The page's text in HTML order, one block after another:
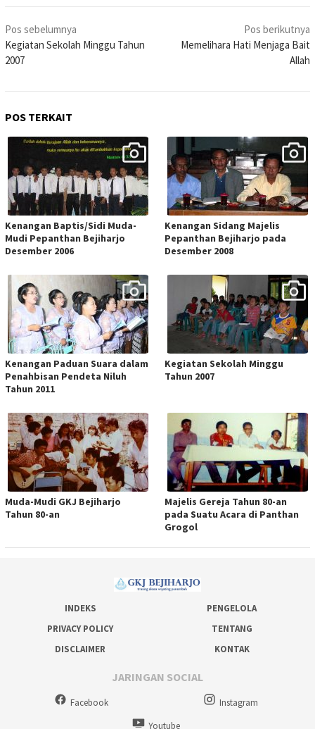
Navigasi
pos
Pos sebelumnya
Kegiatan Sekolah Minggu Tahun
2007
Pos berikutnya
Memelihara Hati Menjaga Bait
Allah
POS TERKAIT
Kenangan Baptis/Sidi Muda-
Mudi Pepanthan Bejiharjo
Desember 2006
Kenangan Sidang Majelis
Pepanthan Bejiharjo pada
Desember 2008
Kenangan Paduan Suara dalam
Penahbisan Pendeta Niluh
Tahun 2011
Kegiatan Sekolah Minggu
Tahun 2007
Muda-Mudi GKJ Bejiharjo
Tahun 80-an
Majelis Gereja Tahun 80-an
pada Suatu Acara di Panthan
Grogol
INDEKS
PENGELOLA
PRIVACY POLICY
TENTANG
DISCLAIMER
KONTAK
JARINGAN SOCIAL
Facebook
Instagram
Youtube